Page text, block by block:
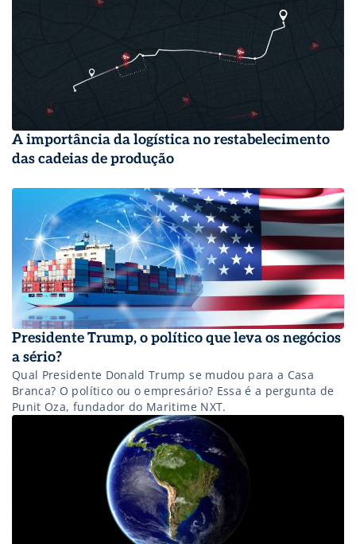
A importância da logística no restabelecimento
das cadeias de produção
Presidente Trump, o político que leva os negócios
a sério?
Qual Presidente Donald Trump se mudou para a Casa
Branca? O político ou o empresário? Essa é a pergunta de
Punit Oza, fundador do Maritime NXT.